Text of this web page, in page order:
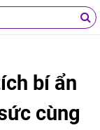
bí ẩn
cùng